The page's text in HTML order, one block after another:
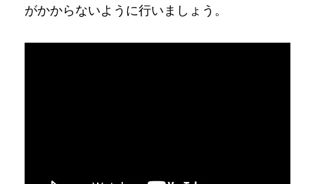
がかからないように行いましょう。